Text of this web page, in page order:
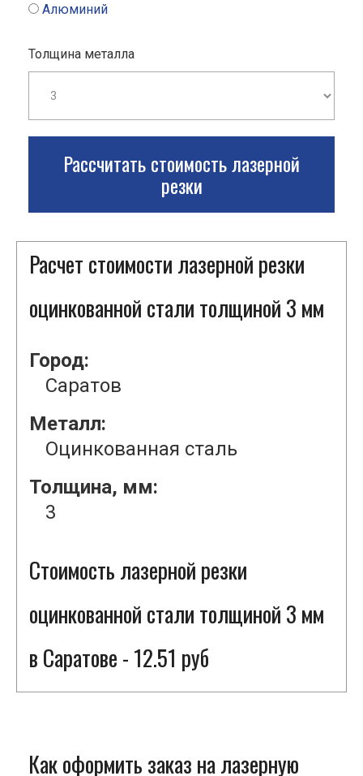
Алюминий
Толщина металла
Рассчитать стоимость лазерной
резки
Расчет стоимости лазерной резки
оцинкованной стали толщиной 3 мм
Город:
Саратов
Металл:
Оцинкованная сталь
Толщина, мм:
3
Стоимость лазерной резки
оцинкованной стали толщиной 3 мм
в Саратове - 12.51 руб
Как оформить заказ на лазерную